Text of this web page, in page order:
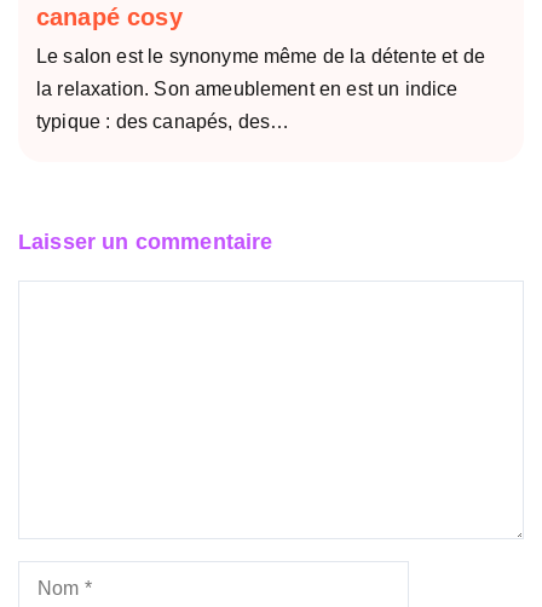
canapé cosy
Le salon est le synonyme même de la détente et de
la relaxation. Son ameublement en est un indice
typique : des canapés, des…
Laisser un commentaire
Nom